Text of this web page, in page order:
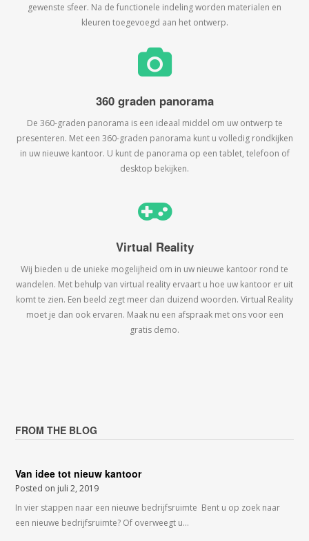
gewenste sfeer. Na de functionele indeling worden materialen en
kleuren toegevoegd aan het ontwerp.
360 graden panorama
De 360-graden panorama is een ideaal middel om uw ontwerp te
presenteren. Met een 360-graden panorama kunt u volledig rondkijken
in uw nieuwe kantoor. U kunt de panorama op een tablet, telefoon of
desktop bekijken.
Virtual Reality
Wij bieden u de unieke mogelijheid om in uw nieuwe kantoor rond te
wandelen. Met behulp van virtual reality ervaart u hoe uw kantoor er uit
komt te zien. Een beeld zegt meer dan duizend woorden. Virtual Reality
moet je dan ook ervaren. Maak nu een afspraak met ons voor een
gratis demo.
FROM THE BLOG
Van idee tot nieuw kantoor
Posted on juli 2, 2019
In vier stappen naar een nieuwe bedrijfsruimte Bent u op zoek naar
een nieuwe bedrijfsruimte? Of overweegt u…